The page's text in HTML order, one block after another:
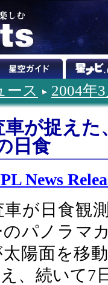
ース 2004年
が捉え
日食
News
が日食観
パノラマ
陽面を移
、続いて7